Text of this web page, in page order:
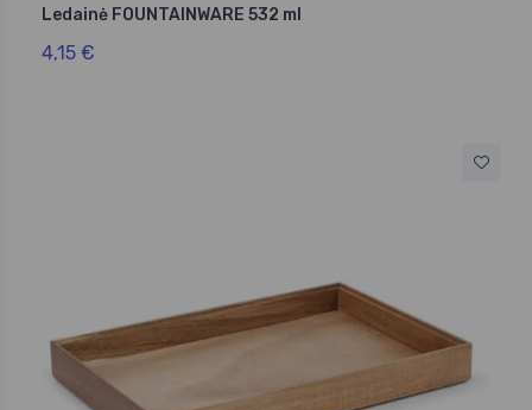
Ledainė FOUNTAINWARE 532 ml
4,15 €